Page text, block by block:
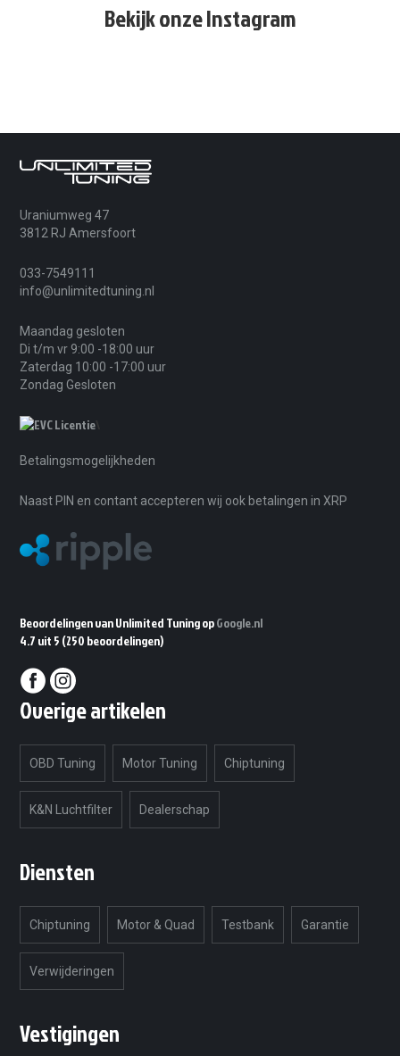
Bekijk onze Instagram
Uraniumweg 47
3812 RJ Amersfoort
033-7549111
info@unlimitedtuning.nl
Maandag gesloten
Di t/m vr 9:00 -18:00 uur
Zaterdag 10:00 -17:00 uur
Zondag Gesloten
Betalingsmogelijkheden
Naast PIN en contant accepteren wij ook betalingen in XRP
Beoordelingen van Unlimited Tuning opGoogle.nl
4.7 uit 5 (250 beoordelingen)
Overige artikelen
OBD Tuning Motor Tuning Chiptuning
K&N Luchtfilter Dealerschap
Diensten
Chiptuning Motor & Quad Testbank Garantie
Verwijderingen
Vestigingen